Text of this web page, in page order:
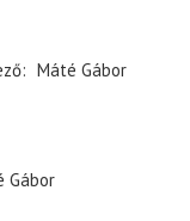
Máté Gábor
Gábor